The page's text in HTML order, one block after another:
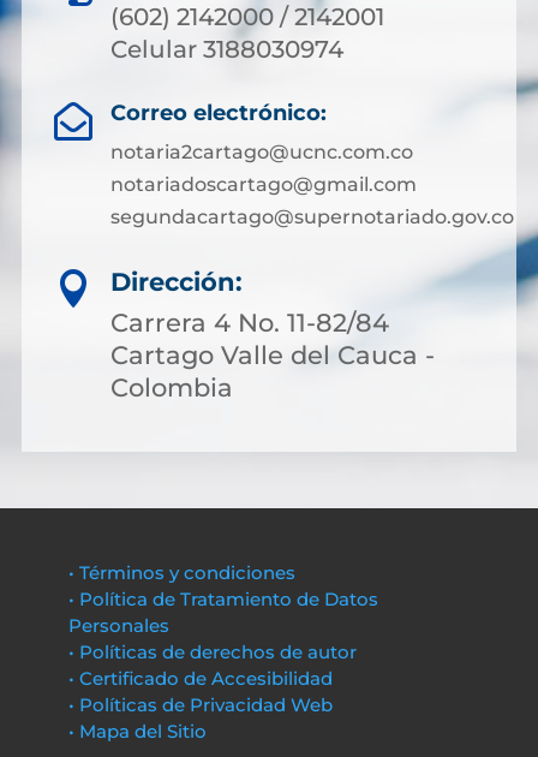
(602) 2142000 / 2142001
Celular 3188030974
 Correo electrónico:
notaria2cartago@ucnc.com.co
notariadoscartago@gmail.com
segundacartago@supernotariado.gov.co

Dirección:
Carrera 4 No. 11-82/84
Cartago Valle del Cauca -
Colombia
• Términos y condiciones
• Política de Tratamiento de Datos
Personales
• Políticas de derechos de autor
• Certificado de Accesibilidad
• Políticas de Privacidad Web
• Mapa del Sitio